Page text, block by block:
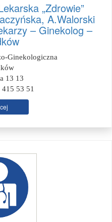
„Zdrowie”
A.Walorski
– Ginekolog –
Ginekologiczna
13 13
53 51